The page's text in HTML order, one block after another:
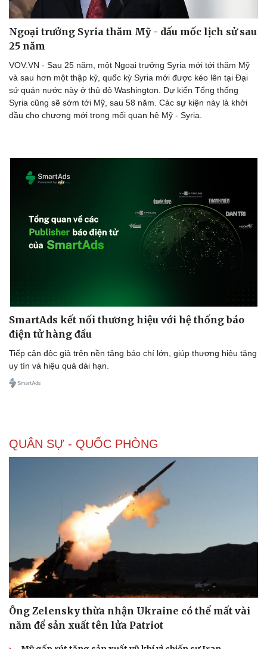
Thông tin doanh nghiệp
Doanh nghiệp 24h
Doanh nhân
Vì cộng đồng
Sành điệu
Tin Công nghệ
Trải nghiệm
Chuyển đổi số
Ngoại trưởng Syria thăm Mỹ - dấu mốc lịch sử sau
25 năm
VOV.VN - Sau 25 năm, một Ngoại trưởng Syria mới tới thăm Mỹ
và sau hơn một thập kỷ, quốc kỳ Syria mới được kéo lên tại Đại
sứ quán nước này ở thủ đô Washington. Dự kiến Tổng thống
Syria cũng sẽ sớm tới Mỹ, sau 58 năm. Các sự kiện này là khởi
đầu cho chương mới trong mối quan hệ Mỹ - Syria.
SmartAds kết nối thương hiệu với hệ thống báo
điện tử hàng đầu
Tiếp cận độc giả trên nền tảng báo chí lớn, giúp thương hiệu tăng
uy tín và hiệu quả dài hạn.
QUÂN SỰ - QUỐC PHÒNG
Ông Zelensky thừa nhận Ukraine có thể mất vài
năm để sản xuất tên lửa Patriot